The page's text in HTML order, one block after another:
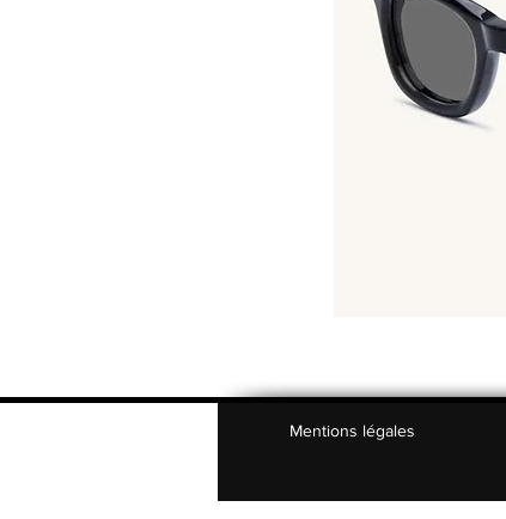
Mentions légales